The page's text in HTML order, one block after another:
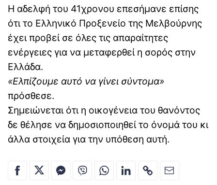
Η αδελφή του 41χρονου επεσήμανε επίσης
ότι το Ελληνικό Προξενείο της Μελβούρνης
έχει προβεί σε όλες τις απαραίτητες
ενέργειες για να μεταφερθεί η σορός στην
Ελλάδα.
«Ελπίζουμε αυτό να γίνει σύντομα»
πρόσθεσε.
Σημειώνεται ότι η οικογένεια του θανόντος
δε θέλησε να δημοσιοποιηθεί το όνομά του κι
άλλα στοιχεία για την υπόθεση αυτή.